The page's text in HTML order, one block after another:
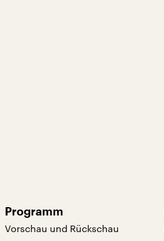
Programm
Vorschau und Rückschau